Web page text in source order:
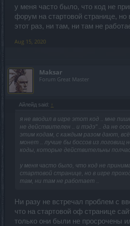
у меня часто было, что код не
форум на стартовой странице, но
этот раз, ни там, ни там не
Aug 15, 2020
Maksar
Forum Great Master
Айлейд said: ↑
я не вводил в игре этот код .. мне
не действителен .. и тэдэ" .. да не
этим кодам, с каждым разом дают,
монет .. лучше бы боссов из логовищ
коды, которые действительны
у меня часто было, что код не
стартовой странице, но в игре
там, ни там не работает ..
Ни разу не встречал проблем с
что на стартовой оф странице
только они были не просрочены